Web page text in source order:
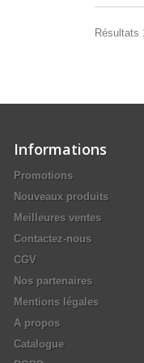
Résultats
Informations
Promotions
Nouveaux produits
Meilleures ventes
Contactez-nous
CGV
Nos partenaires
Mentions légales
A propos
Catalogue